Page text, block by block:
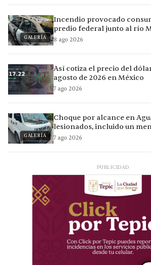
GALERÍA
Incendio provocado
predio federal junto al río
8 ago 2026
Así cotiza el precio del
agosto de 2026 en México
7 ago 2026
GALERÍA
Choque por alcance en
lesionados, incluido un
7 ago 2026
PUBLICIDAD